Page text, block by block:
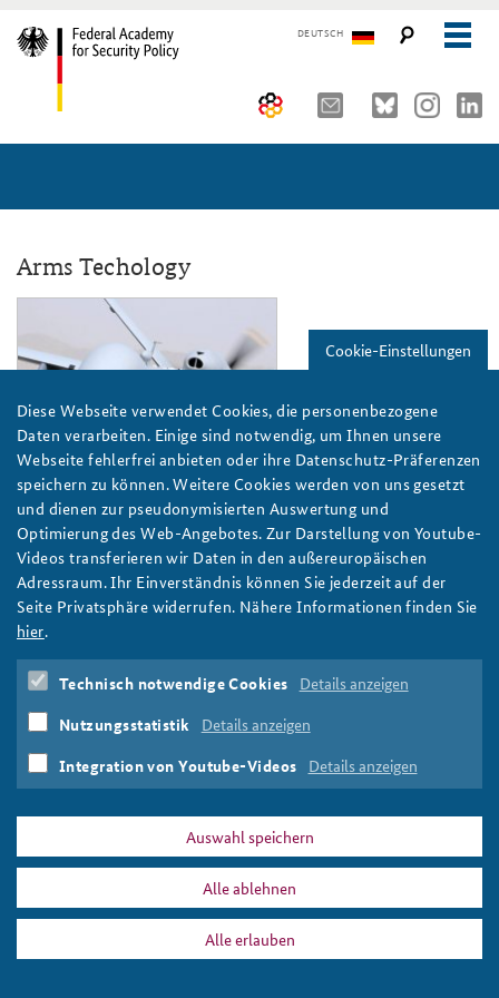
DEUTSCH
Advisory Board
Organisation
The Association of Friends
Partners
Young Leaders in Security Policy
Directions
Seminars, Conferences and Events
Security Policy Course for Senior Officials
Core Course on Security Policy
German Forum on Security Policy
Public Events
Further Events
Working Papers
Arms Techology
2018-33.jpg
Crown Copyright/Follows/Defence Images/Flickr/CC BY 2.0
Legal Regulations for Autonomous Weapon
Systems: Potentials and Limitations
weiter
Germany ,Autonomous Weapon Systems ,Arms Techology
Arms Control
DATA PRIVACY IMPRINT
Print
Cookie-Einstellungen
Diese Webseite verwendet Cookies, die personenbezogene
Daten verarbeiten. Einige sind notwendig, um Ihnen unsere
Webseite fehlerfrei anbieten oder ihre Datenschutz-Präferenzen
speichern zu können. Weitere Cookies werden von uns gesetzt
und dienen zur pseudonymisierten Auswertung und
Optimierung des Web-Angebotes. Zur Darstellung von Youtube-
Videos transferieren wir Daten in den außereuropäischen
Adressraum. Ihr Einverständnis können Sie jederzeit auf der
Seite Privatsphäre widerrufen. Nähere Informationen finden Sie
hier.
Technisch notwendige Cookies Details anzeigen
Nutzungsstatistik Details anzeigen
Integration von Youtube-Videos Details anzeigen
Auswahl speichern
Alle ablehnen
Alle erlauben